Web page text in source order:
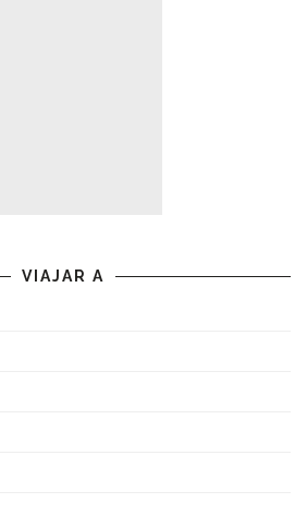
VIAJAR A